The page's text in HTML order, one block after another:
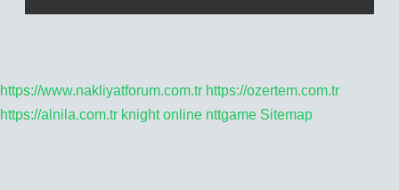
https://www.nakliyatforum.com.tr https://ozertem.com.tr
https://alnila.com.tr knight online nttgame Sitemap